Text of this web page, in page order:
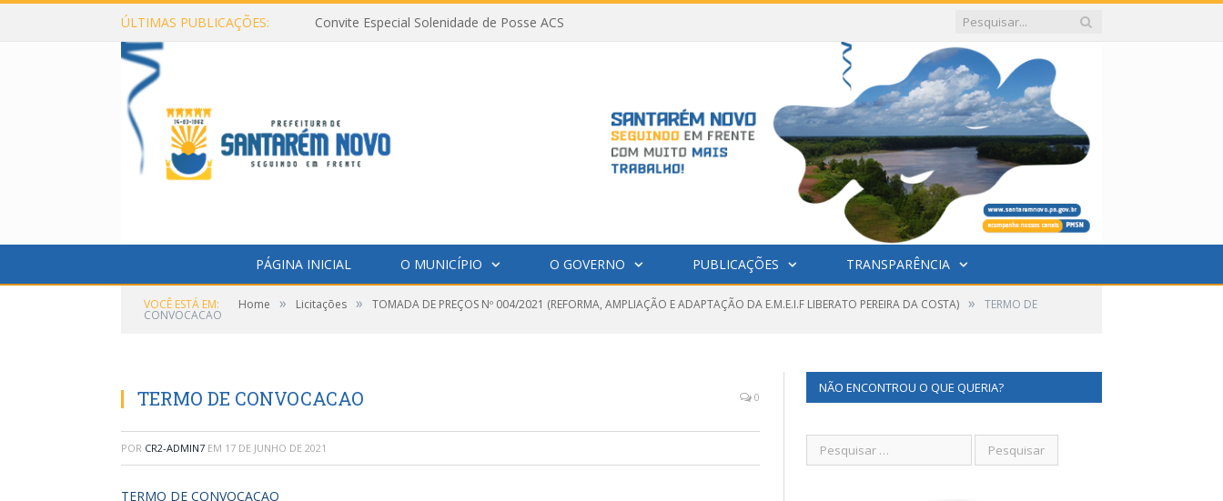
ÚLTIMAS PUBLICAÇÕES: Convite Especial Solenidade de Posse ACS
PÁGINA INICIAL O MUNICÍPIO O GOVERNO PUBLICAÇÕES TRANSPARÊNCIA
VOCÊ ESTÁ EM: Home » Licitações » TOMADA DE PREÇOS Nº 004/2021 (REFORMA, AMPLIAÇÃO E ADAPTAÇÃO DA E.M.E.I.F LIBERATO PEREIRA DA COSTA) » TERMO DE
CONVOCACAO
TERMO DE CONVOCACAO 0
POR CR2-ADMIN7 EM 17 DE JUNHO DE 2021
TERMO DE CONVOCACAO
NÃO ENCONTROU O QUE QUERIA?